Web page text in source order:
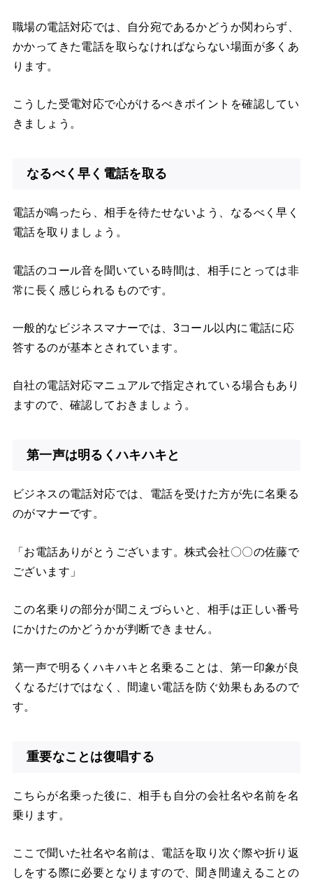
職場の電話対応では、自分宛であるかどうか関わらず、
かかってきた電話を取らなければならない場面が多くあ
ります。
こうした受電対応で心がけるべきポイントを確認してい
きましょう。
なるべく早く電話を取る
電話が鳴ったら、相手を待たせないよう、なるべく早く
電話を取りましょう。
電話のコール音を聞いている時間は、相手にとっては非
常に長く感じられるものです。
一般的なビジネスマナーでは、3コール以内に電話に応
答するのが基本とされています。
自社の電話対応マニュアルで指定されている場合もあり
ますので、確認しておきましょう。
第一声は明るくハキハキと
ビジネスの電話対応では、電話を受けた方が先に名乗る
のがマナーです。
「お電話ありがとうございます。株式会社〇〇の佐藤で
ございます」
この名乗りの部分が聞こえづらいと、相手は正しい番号
にかけたのかどうかが判断できません。
第一声で明るくハキハキと名乗ることは、第一印象が良
くなるだけではなく、間違い電話を防ぐ効果もあるので
す。
重要なことは復唱する
こちらが名乗った後に、相手も自分の会社名や名前を名
乗ります。
ここで聞いた社名や名前は、電話を取り次ぐ際や折り返
しをする際に必要となりますので、聞き間違えることの